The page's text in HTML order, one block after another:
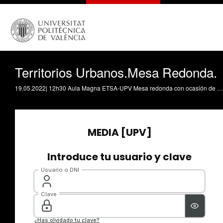
Territorios Urbanos.Mesa Redonda.
19.05.2022| 12h30 Aula Magna ETSA-UPV Mesa redonda con ocasión de la investidura del profesor Antonio Font Arellano como Doctor Honoris Causa por la UPV Territorios urbanos Intervienen Ramón López de Lucio Lorena Maristany Carles Llop José María Ezquiaga Preside Ivan Cabrera Fausto Directores Arquitectura Modera Javier Pérez Iqualada Director Departamento de Urbanismo